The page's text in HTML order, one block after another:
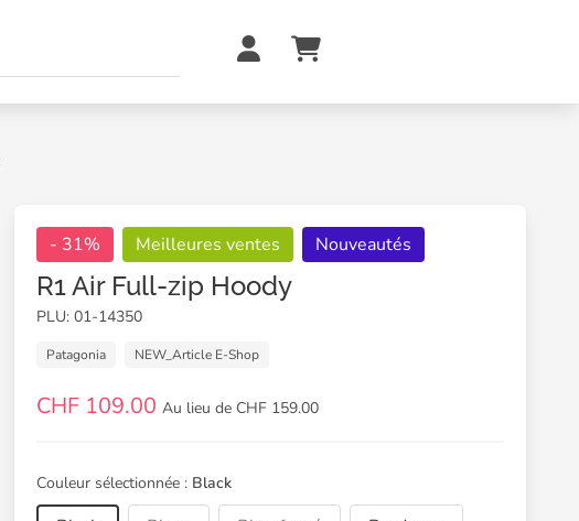
- 31% Meilleures ventes Nouveautés
R1 Air Full-zip Hoody
PLU: 01-14350
Patagonia NEW_Article E-Shop
CHF 109.00 Au lieu de CHF 159.00
Couleur sélectionnée : Black